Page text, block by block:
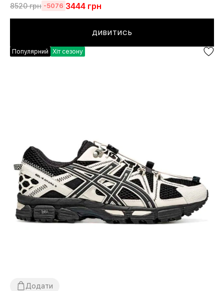
8520грн -5076 3444 грн
ДИВИТИСЬ
Популярний Хіт сезону
Додати